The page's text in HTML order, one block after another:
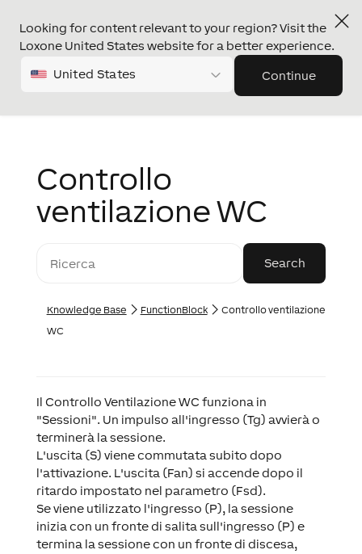
Looking for content relevant to your region? Visit the
Loxone United States website for a better experience.
United States Continue
Controllo
ventilazione WC
Knowledge Base FunctionBlock
Controllo ventilazione
WC
Il Controllo Ventilazione WC funziona in
"Sessioni". Un impulso all'ingresso (Tg) avvierà o
terminerà la sessione.
L'uscita (S) viene commutata subito dopo
l'attivazione. L'uscita (Fan) si accende dopo il
ritardo impostato nel parametro (Fsd).
Se viene utilizzato l'ingresso (P), la sessione
inizia con un fronte di salita sull'ingresso (P) e
termina la sessione con un fronte di discesa,